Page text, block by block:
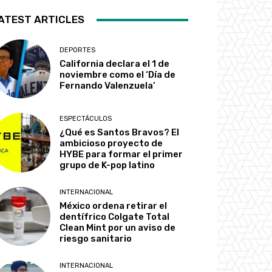
ARTICLES
DEPORTES
California declara el 1 de
noviembre como el ‘Día de
Fernando Valenzuela’
ESPECTÁCULOS
¿Qué es Santos Bravos? El
ambicioso proyecto de
HYBE para formar el primer
grupo de K-pop latino
INTERNACIONAL
México ordena retirar el
dentífrico Colgate Total
Clean Mint por un aviso de
riesgo sanitario
INTERNACIONAL